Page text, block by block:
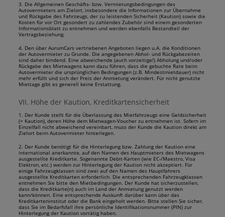
3. Die Allgemeinen Geschäfts- bzw. Vermietungsbedingungen des
Autovermieters am Zielort, insbesondere die Informationen zur Übernahme
und Rückgabe des Fahrzeugs, der zu leistenden Sicherheit (Kaution) sowie die
Kosten für vor Ort gesondert zu zahlendes Zubehör sind einem gesonderten
Informationsblatt zu entnehmen und werden ebenfalls Bestandteil der
Vertragsbeziehung.
4. Den über AurumCars vertriebenen Angeboten liegen u.A. die Konditionen
der Autovermieter zu Grunde. Die angegebenen Abhol- und Rückgabezeiten
sind daher bindend. Eine abweichende (auch vorzeitige!) Abholung und/oder
Rückgabe des Mietwagens kann dazu führen, dass die gebuchte Rate beim
Autovermieter die ursprünglichen Bedingungen (z.B. Mindestmietdauer) nicht
mehr erfüllt und sich der Preis der Anmietung verändert. Für nicht genutzte
Miettage gibt es generell keine Erstattung.
VII. Höhe der Kaution, Kreditkartensicherheit
1. Der Kunde stellt für die Überlassung des Mietfahrzeugs eine Geldsicherheit
(= Kaution), deren Höhe dem Mietwagen-Voucher zu entnehmen ist. Sofern im
Einzelfall nicht abweichend vereinbart, muss der Kunde die Kaution direkt am
Zielort beim Autovermieter hinterlegen.
2. Der Kunde benötigt für die Hinterlegung bzw. Zahlung der Kaution eine
international anerkannte, auf den Namen des Hauptmieters des Mietwagens
ausgestellte Kreditkarte. Sogenannte Debit-Karten (wie EC-/Maestro, Visa
Elektron, etc.) werden zur Hinterlegung der Kaution nicht akzeptiert. Für
einige Fahrzeugklassen sind zwei auf den Namen des Hauptfahrers
ausgestellte Kreditkarten erforderlich. Die entsprechenden Fahrzeugklassen
entnehmen Sie bitte den Mietbedingungen. Der Kunde hat sicherzustellen,
dass die Kreditkarte(n) auch im Land der Anmietung genutzt werden
kann/können. Eine entsprechende Auskunft darüber kann über das
Kreditkarteninstitut oder die Bank eingeholt werden. Bitte stellen Sie sicher,
dass Sie im Bedarfsfall ihre persönliche Identifikationsnummer (PIN) zur
Hinterlegung der Kaution vorrätig haben.